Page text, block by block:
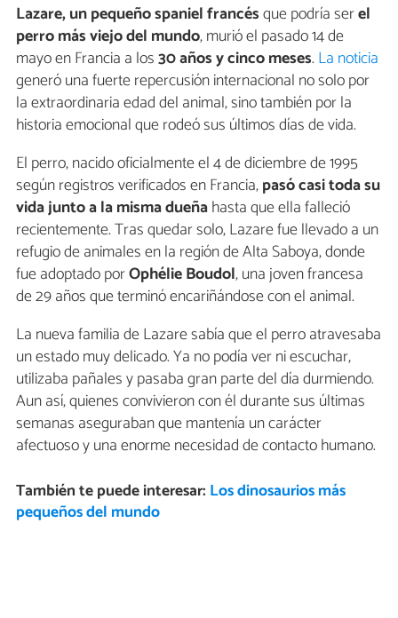
Lazare, un pequeño spaniel francésque podría serel
perro más viejo del mundo, murió el pasado 14 de
mayo en Francia a los30 años y cinco meses. La noticia
generó una fuerte repercusión internacional no solo por
la extraordinaria edad del animal, sino también por la
historia emocional que rodeó sus últimos días de vida.
El perro, nacido oficialmente el 4 de diciembre de 1995
según registros verificados en Francia,pasó casi toda su
vida junto a la misma dueñahasta que ella falleció
recientemente. Tras quedar solo, Lazare fue llevado a un
refugio de animales en la región de Alta Saboya, donde
fue adoptado porOphélie Boudol, una joven francesa
de 29 años que terminó encariñándose con el animal.
La nueva familia de Lazare sabía que el perro atravesaba
un estado muy delicado. Ya no podía ver ni escuchar,
utilizaba pañales y pasaba gran parte del día durmiendo.
Aun así, quienes convivieron con él durante sus últimas
semanas aseguraban que mantenía un carácter
afectuoso y una enorme necesidad de contacto humano.
También te puede interesar: Los dinosaurios más
pequeños del mundo